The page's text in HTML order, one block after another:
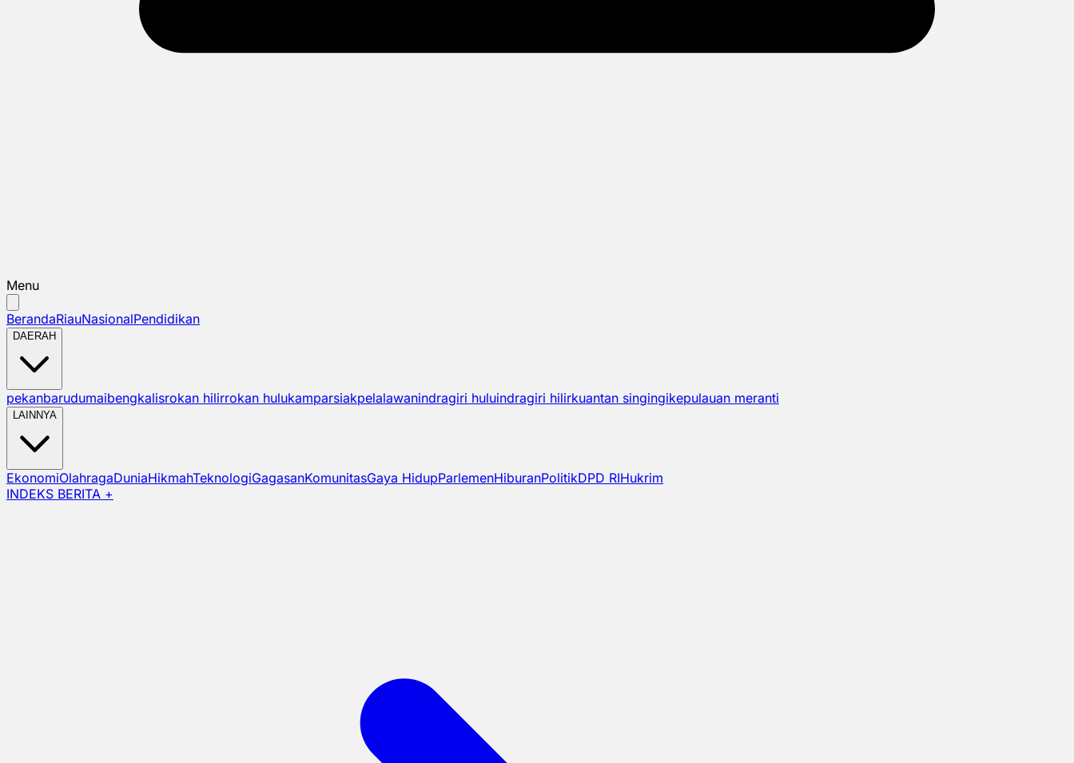
Menu
BerandaRiauNasionalPendidikan
DAERAH
pekanbarudumaibengkalisrokan hilirrokan hulukamparsiakpelalawanindragiri huluindragiri hilirkuantan singingikepulauan meranti
LAINNYA
EkonomiOlahragaDuniaHikmahTeknologiGagasanKomunitasGaya HidupParlemenHiburanPolitikDPD RIHukrim
INDEKS BERITA +